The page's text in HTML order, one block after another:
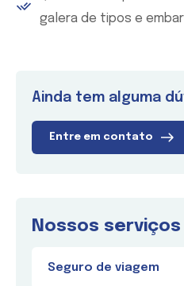
galera de tipos e
Ainda tem alguma
Entre em contato
Nossos serviços
Seguro de viagem